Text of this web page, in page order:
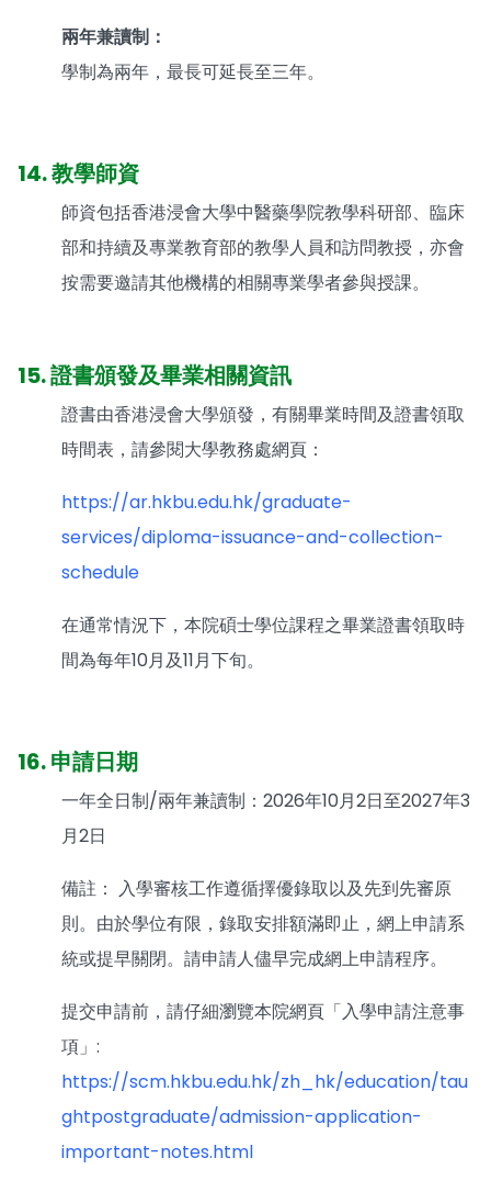
兩年兼讀制：
學制為兩年，最長可延長至三年。
14. 教學師資
師資包括香港浸會大學中醫藥學院教學科研部、臨床
部和持續及專業教育部的教學人員和訪問教授，亦會
按需要邀請其他機構的相關專業學者參與授課。
15. 證書頒發及畢業相關資訊
證書由香港浸會大學頒發，有關畢業時間及證書領取
時間表，請參閱大學教務處網頁：
https://ar.hkbu.edu.hk/graduate-
services/diploma-issuance-and-collection-
schedule
在通常情況下，本院碩士學位課程之畢業證書領取時
間為每年10月及11月下旬。
16. 申請日期
一年全日制/兩年兼讀制：2026年10月2日至2027年3
月2日
備註： 入學審核工作遵循擇優錄取以及先到先審原
則。由於學位有限，錄取安排額滿即止，網上申請系
統或提早關閉。請申請人儘早完成網上申請程序。
提交申請前，請仔細瀏覽本院網頁「入學申請注意事
項」:
https://scm.hkbu.edu.hk/zh_hk/education/tau
ghtpostgraduate/admission-application-
important-notes.html